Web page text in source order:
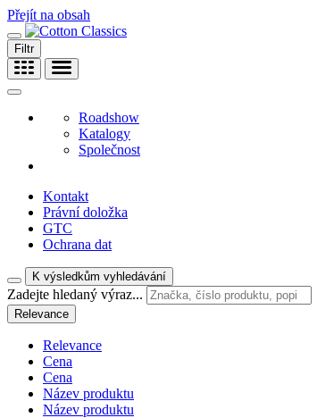
Přejít na obsah
Filtr
Roadshow
Katalogy
Společnost
Kontakt
Právní doložka
GTC
Ochrana dat
K výsledkům vyhledávání
Zadejte hledaný výraz...
Relevance
Relevance
Cena
Cena
Název produktu
Název produktu